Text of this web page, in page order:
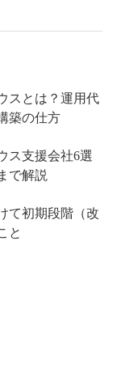
スとは？運用代
築の仕方
ス支援会社6選
で解説
て初期段階（改
と